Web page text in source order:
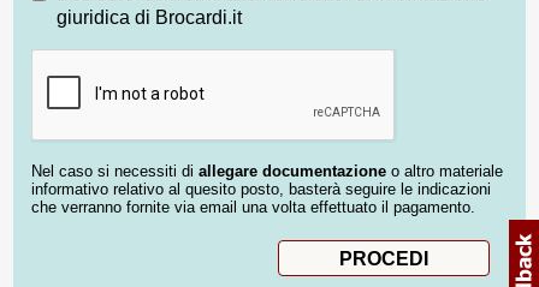
giuridica di Brocardi.it
Nel caso si necessiti di allegare documentazione o altro materiale
informativo relativo al quesito posto, basterà seguire le indicazioni
che verranno fornite via email una volta effettuato il pagamento.